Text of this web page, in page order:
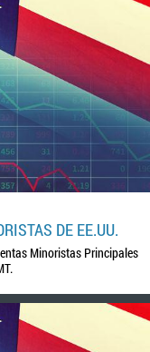
DE EE.UU.
Minoristas Principales